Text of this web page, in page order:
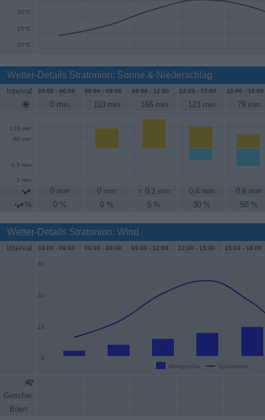
20°C
25°C
30°C
Wetter-Details Stratonion: Sonne & Niederschlag
Interval 03:00 - 06:00 06:00 - 09:00 09:00 - 12:00 12:00 - 15:00 15:00 - 18:00
0 min 110 min 166 min 123 min 79 min
60 min
120 min
0.5 mm
1 mm
0 mm 0 mm < 0,1 mm 0,4 mm
0,6 mm
%
0 % 0 % 5 % 30 % 50 %
Wetter-Details Stratonion: Wind
Interval 03:00 - 06:00 06:00 - 09:00 09:00 - 12:00 12:00 - 15:00 15:00 - 18:00
Windgeschw. Spitzenböen
0
10
20
30
Geschw.
Böen